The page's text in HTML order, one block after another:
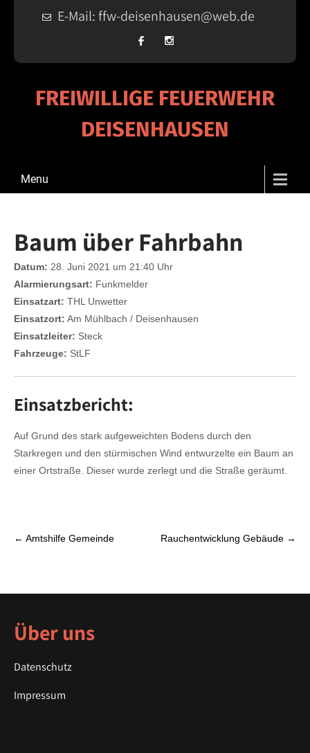
E-Mail: ffw-deisenhausen@web.de
FREIWILLIGE FEUERWEHR
DEISENHAUSEN
Menu
Baum über Fahrbahn
Datum: 28. Juni 2021 um 21:40 Uhr
Alarmierungsart: Funkmelder
Einsatzart: THL Unwetter
Einsatzort: Am Mühlbach / Deisenhausen
Einsatzleiter: Steck
Fahrzeuge: StLF
Einsatzbericht:
Auf Grund des stark aufgeweichten Bodens durch den
Starkregen und den stürmischen Wind entwurzelte ein Baum an
einer Ortstraße. Dieser wurde zerlegt und die Straße geräumt.
P
t
a
v
i
a
← Amtshilfe Gemeinde Rauchentwicklung Gebäude →
Über uns
Datenschutz
Impressum